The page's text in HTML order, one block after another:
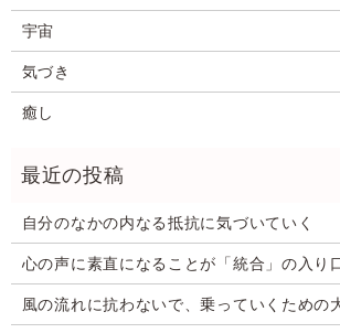
宇宙
気づき
癒し
自分のなかの内なる抵抗に気づいていく
心の声に素直になることが「統合」の入り
風の流れに抗わないで、乗っていくための